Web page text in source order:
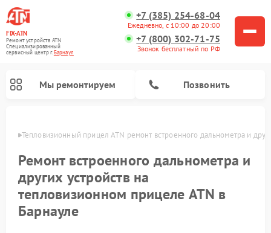
FIX-ATN
Ремонт устройств ATN
Специализированный
cервисный центр г.Барнаул
+7 (385) 254-68-04
Ежедневно, с 10:00 до 20:00
+7 (800) 302-71-75
Звонок бесплатный по РФ
Мы ремонтируем Позвонить
Тепловизионный прицел ATN ремонт встроенного дальнометра и
Ремонт встроенного дальнометра и
других устройств на
тепловизионном прицеле ATN в
Барнауле